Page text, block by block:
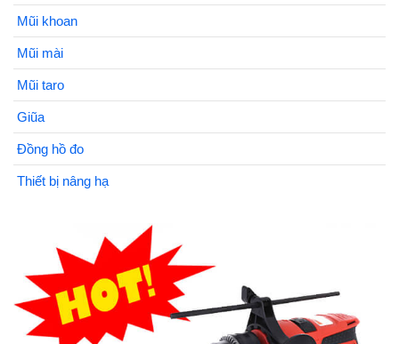
Mũi khoan
Mũi mài
Mũi taro
Giũa
Đồng hồ đo
Thiết bị nâng hạ